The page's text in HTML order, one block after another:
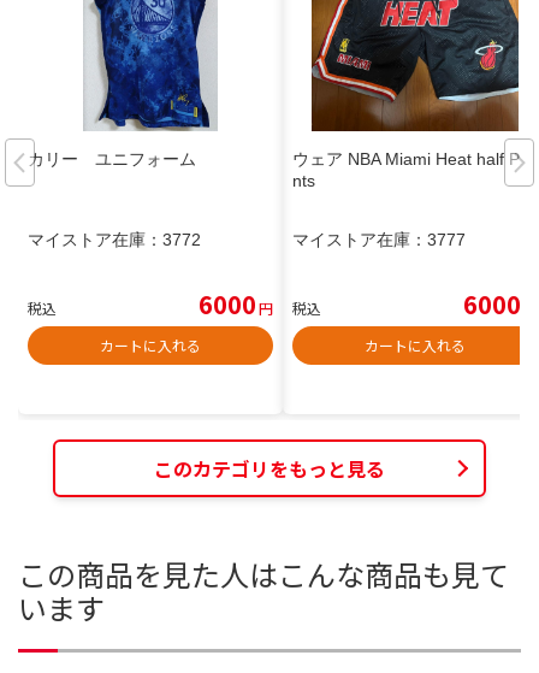
カリー ユニフォーム
マイストア在庫： 3772
税込 6000円
カートに入れる
ウェア NBA Miami Heat half Pa
nts
マイストア在庫： 3777
税込 6000
カートに入れる
このカテゴリをもっと見る
この商品を見た人はこんな商品も見て
います